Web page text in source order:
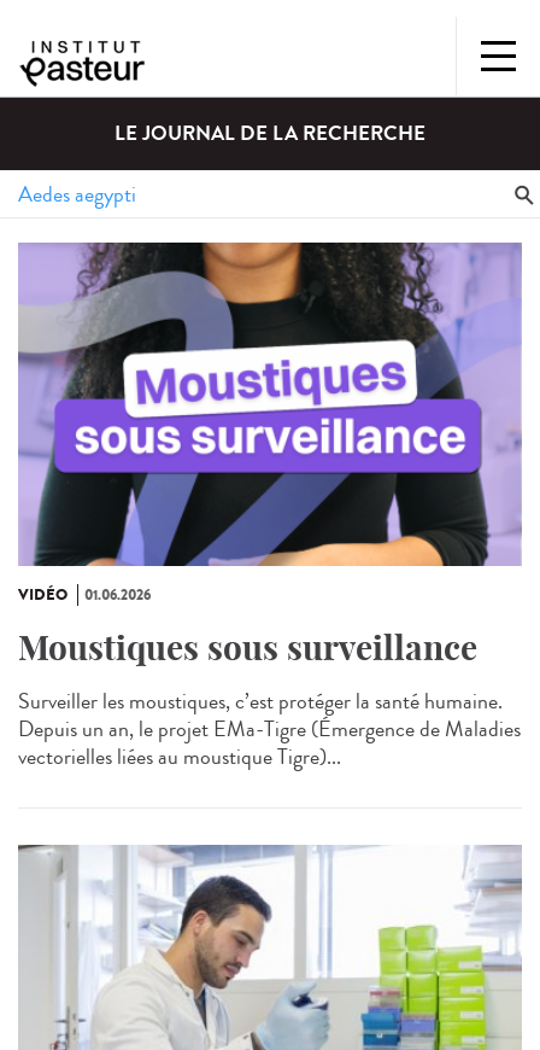
LE JOURNAL DE LA RECHERCHE
VIDÉO 01.06.2026
Moustiques sous surveillance
Surveiller les moustiques, c’est protéger la santé humaine.
Depuis un an, le projet EMa‑Tigre (Émergence de Maladies
vectorielles liées au moustique Tigre)...